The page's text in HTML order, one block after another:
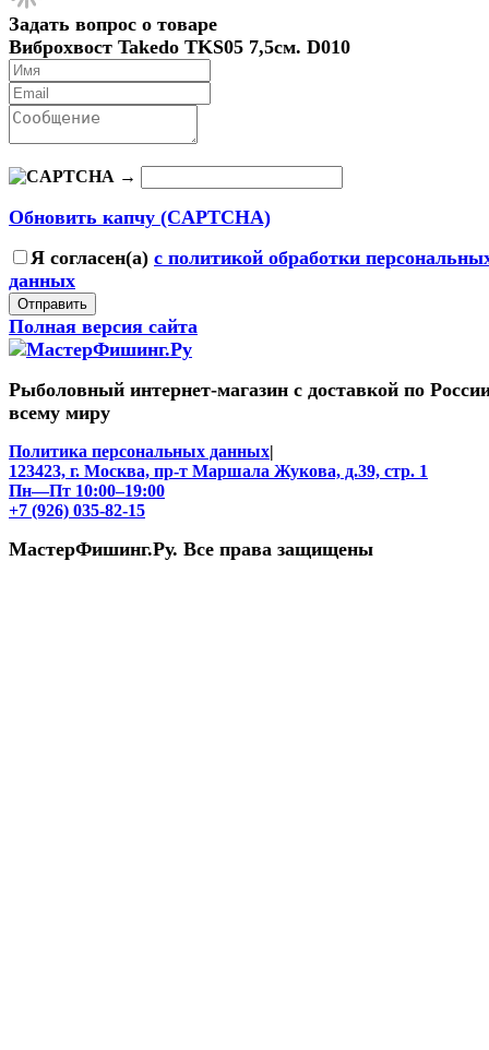
Задать вопрос о товаре
Виброхвост Takedo TKS05 7,5см. D010
→
Обновить капчу (CAPTCHA)
Я согласен(a) с политикой обработки
данных
Отправить
Полная версия сайта
Рыболовный интернет-магазин с доставкой по
всему миру
Политика персональных данных|
123423, г. Москва, пр-т Маршала Жукова, д.39, стр. 1
Пн—Пт 10:00–19:00
+7 (926) 035-82-15
МастерФишинг.Ру. Все права защищены